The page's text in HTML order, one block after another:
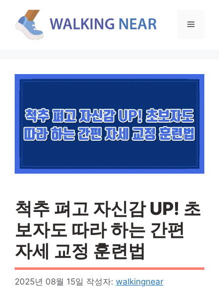
메
척추 펴고 자신감 UP! 초
보자도 따라 하는 간편
자세 교정 훈련법
2025년 08월 15일 작성자: walkingnear